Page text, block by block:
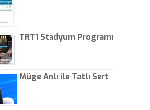
TRT1 Stadyum Programı
Müge Anlı ile Tatlı Sert